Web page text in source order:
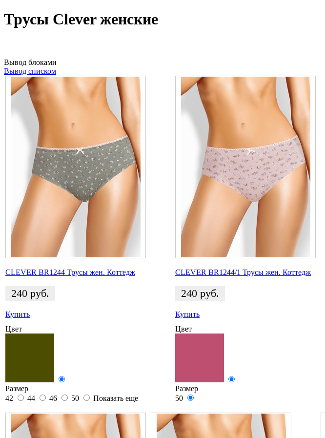
Трусы Clever женские
Вывод блоками
Вывод списком
CLEVER BR1244 Трусы жен. Коттедж
240 руб.
Купить
Цвет
Размер
42
44 46 50 Показать еще
CLEVER BR1244/1 Трусы жен. Коттедж
240 руб.
Купить
Цвет
Размер
50